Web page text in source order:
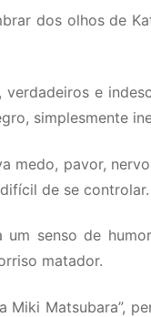
dos olhos de
verdadeiros e
simplesmente
medo, pavor,
de se controlar.
um senso de
matador.
Miki Matsubara”,